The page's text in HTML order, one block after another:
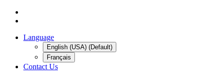
Language
English (USA) (Default)
Français
Contact Us